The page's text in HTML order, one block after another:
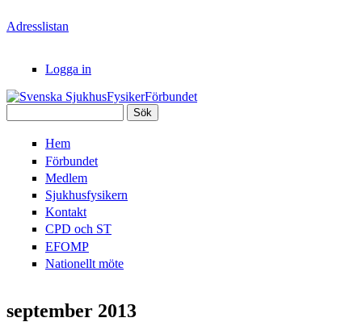
Adresslistan
Logga in
SjukhusFysikerFörbundet
Hem
Förbundet
Medlem
Sjukhusfysikern
Kontakt
CPD och ST
EFOMP
Nationellt möte
september 2013